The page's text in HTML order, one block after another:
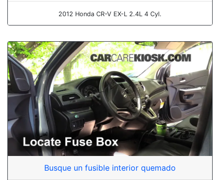
2012 Honda CR-V EX-L 2.4L 4 Cyl.
Busque un fusible interior quemado